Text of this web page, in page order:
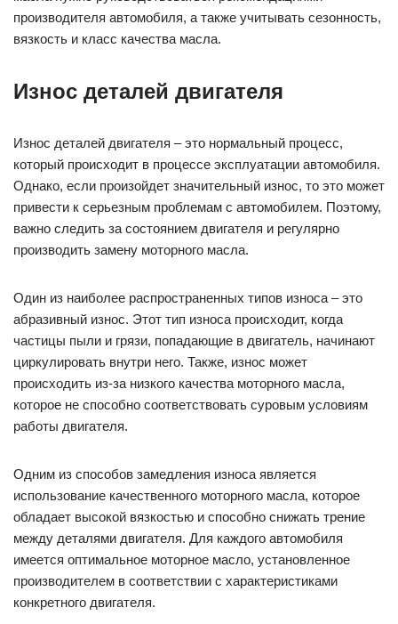
производителя автомобиля, а также учитывать сезонность,
вязкость и класс качества масла.
Износ деталей двигателя
Износ деталей двигателя – это нормальный процесс,
который происходит в процессе эксплуатации автомобиля.
Однако, если произойдет значительный износ, то это может
привести к серьезным проблемам с автомобилем. Поэтому,
важно следить за состоянием двигателя и регулярно
производить замену моторного масла.
Один из наиболее распространенных типов износа – это
абразивный износ. Этот тип износа происходит, когда
частицы пыли и грязи, попадающие в двигатель, начинают
циркулировать внутри него. Также, износ может
происходить из-за низкого качества моторного масла,
которое не способно соответствовать суровым условиям
работы двигателя.
Одним из способов замедления износа является
использование качественного моторного масла, которое
обладает высокой вязкостью и способно снижать трение
между деталями двигателя. Для каждого автомобиля
имеется оптимальное моторное масло, установленное
производителем в соответствии с характеристиками
конкретного двигателя.